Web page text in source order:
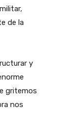
de la
y
gritemos
nos